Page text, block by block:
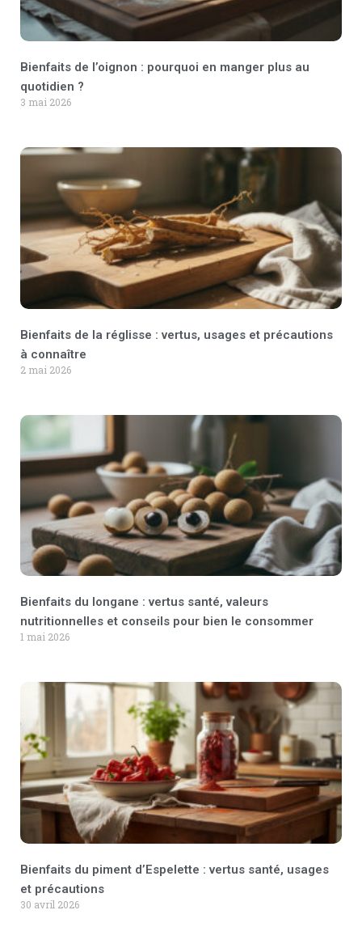
Bienfaits de l’oignon : pourquoi en manger plus au
quotidien ?
3 mai 2026
Bienfaits de la réglisse : vertus, usages et précautions
à connaître
2 mai 2026
Bienfaits du longane : vertus santé, valeurs
nutritionnelles et conseils pour bien le consommer
1 mai 2026
Bienfaits du piment d’Espelette : vertus santé, usages
et précautions
30 avril 2026